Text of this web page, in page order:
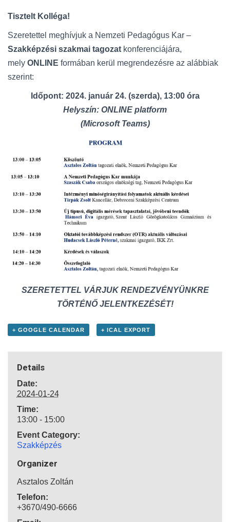
Tisztelt Kolléga!
Szeretettel meghívjuk a Nemzeti Pedagógus Kar –
Szakképzési szakmai tagozat konferenciájára,
mely ONLINE formában kerül megrendezésre az alábbiak
szerint:
Időpont: 2024. január 24. (szerda), 13:00 óra
Helyszín: ONLINE platform
(Microsoft Teams)
SZERETETTEL VÁRJUK RENDEZVÉNYÜNKRE
TÖRTÉNŐ JELENTKEZÉSÉT!
+ GOOGLE CALENDAR + ICAL EXPORT
Details
Date:
2024-01-24
Time:
13:00 - 15:00
Event Category:
Szakképzés
Organizer
Asztalos Zoltán
Telefon:
+3670/490-6666